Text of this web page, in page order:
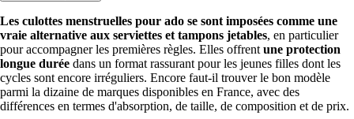
Les culottes menstruelles pour ado se sont imposées comme une
vraie alternative aux serviettes et tampons jetables, en particulier
pour accompagner les premières règles. Elles offrent une protection
longue durée dans un format rassurant pour les jeunes filles dont les
cycles sont encore irréguliers. Encore faut-il trouver le bon modèle
parmi la dizaine de marques disponibles en France, avec des
différences en termes d'absorption, de taille, de composition et de prix.